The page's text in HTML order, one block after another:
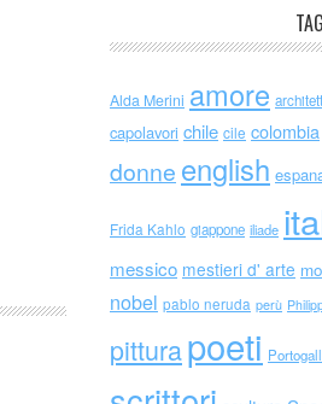
TAG
Alda Merini amore
capolavori chile cile colombia
donne english
Frida Kahlo giappone iliade
messico mestieri d' arte
nobel pablo neruda perù
pitturapoeti